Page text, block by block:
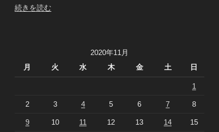
“直
続きを読む
2020年11月
月
火 水 木 金 土 日
1
2 3 4 5 6 7 8
9 10 11 12 13 14 15